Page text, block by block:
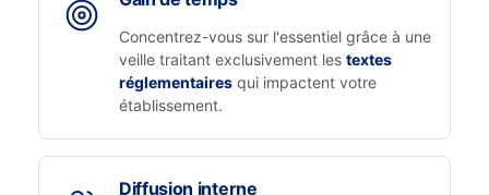
Concentrez-vous sur l'essentiel grâce à une
veille traitant exclusivement les textes
réglementaires qui impactent votre
établissement.
Diffusion interne